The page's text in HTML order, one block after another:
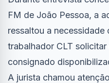
FM de João Pessoa, a
ressaltou a necessidade
trabalhador CLT
consignado
A jurista chamou